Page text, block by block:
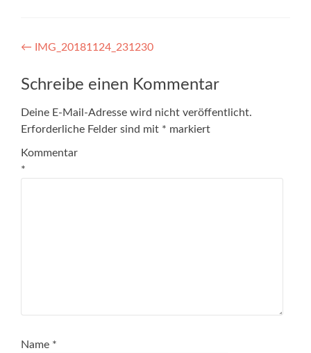
Artikel-
Navigation
← IMG_20181124_231230
Schreibe einen Kommentar
Deine E-Mail-Adresse wird nicht veröffentlicht.
Erforderliche Felder sind mit * markiert
Kommentar
*
Name *